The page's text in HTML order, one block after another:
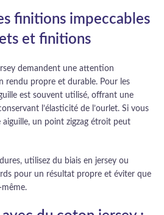
finitions impeccables
et finitions
demandent une attention
rendu propre et durable. Pour les
est souvent utilisé, offrant une
l’élasticité de l’ourlet. Si vous
aiguille, un point zigzag étroit peut
utilisez du biais en jersey ou
pour un résultat propre et éviter que
même.